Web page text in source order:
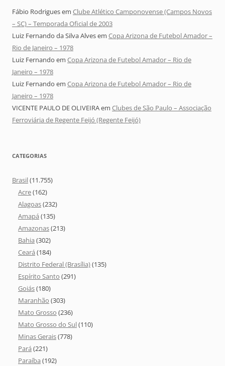
Fábio Rodriguesem Clube Atlético Camponovense (Campos Novos
– SC) – Temporada Oficial de 2003
Luiz Fernando da Silva Alvesem Copa Arizona de Futebol Amador –
Rio de Janeiro – 1978
Luiz Fernando em Copa Arizona de Futebol Amador – Rio de
Janeiro – 1978
Luiz Fernando em Copa Arizona de Futebol Amador – Rio de
Janeiro – 1978
VICENTE PAULO DE OLIVEIRAem Clubes de São Paulo – Associação
Ferroviária de Regente Feijó (Regente Feijó)
CATEGORIAS
Brasil(11.755)
Acre(162)
Alagoas(232)
Amapá (135)
Amazonas(213)
Bahia (302)
Ceará (184)
Distrito Federal (Brasília)(135)
Espírito Santo (291)
Goiás(180)
Maranhão (303)
Mato Grosso (236)
Mato Grosso do Sul(110)
Minas Gerais(778)
Pará (221)
Paraíba (192)